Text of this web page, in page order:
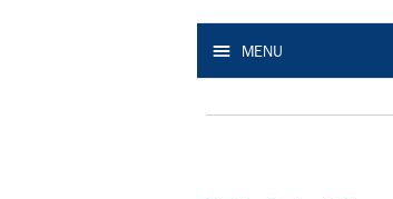
MENU